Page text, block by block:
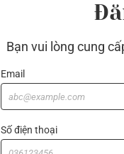
Bạn vui lòng cung
Email
Số điện thoại